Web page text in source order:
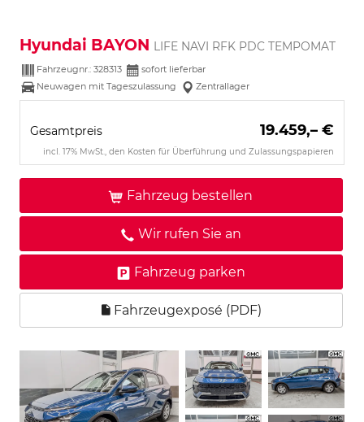
Hyundai BAYON LIFE NAVI RFK PDC TEMPOMAT
Fahrzeugnr.: 328313
sofort lieferbar
Neuwagen mit Tageszulassung
Zentrallager
Gesamtpreis 19.459,– €
incl. 17% MwSt., den Kosten für Überführung und Zulassungspapieren
Fahrzeug bestellen
Wir rufen Sie an
Fahrzeug parken
Fahrzeugexposé (PDF)